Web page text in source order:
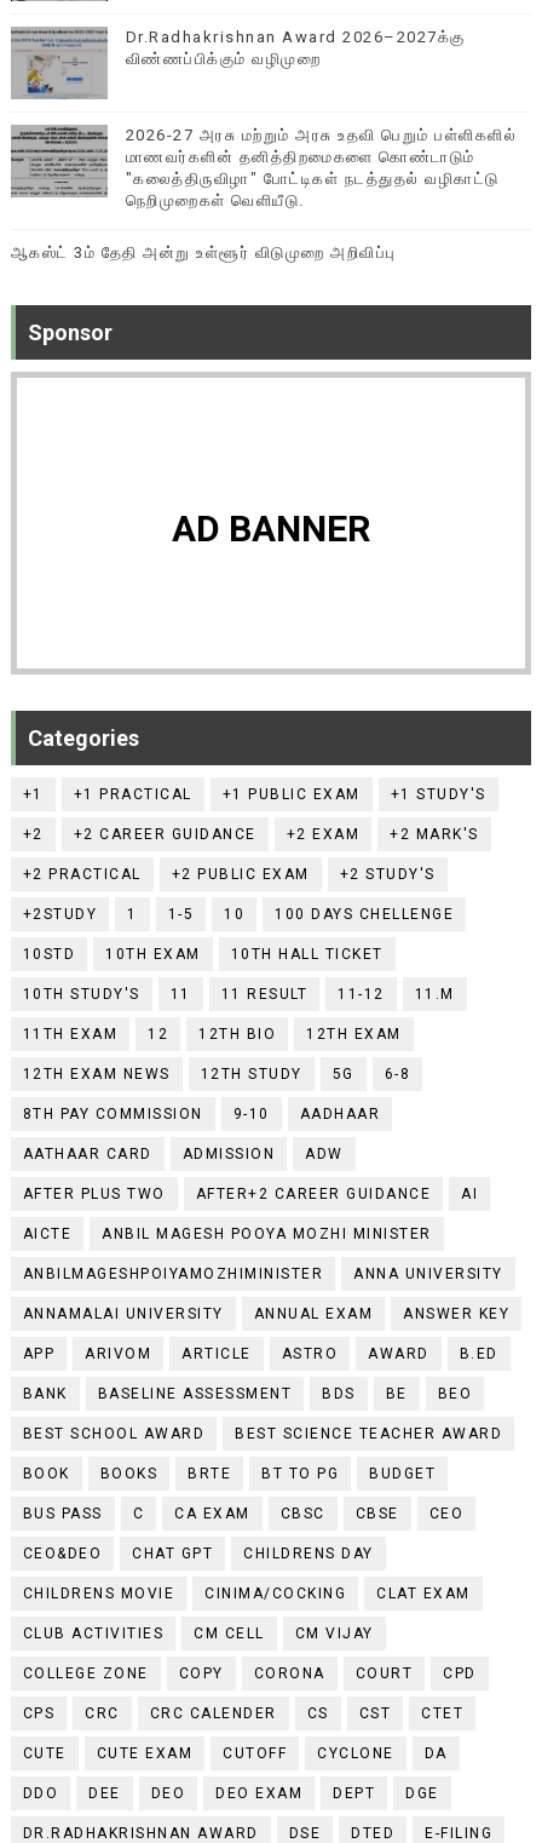
Dr.Radhakrishnan Award 2026–2027க்கு
விண்ணப்பிக்கும் வழிமுறை
2026-27 அரசு மற்றும் அரசு உதவி பெறும் பள்ளிகளில்
மாணவர்களின் தனித்திறமைகளை கொண்டாடும்
"கலைத்திருவிழா" போட்டிகள் நடத்துதல் வழிகாட்டு
நெறிமுறைகள் வெளியீடு.
ஆகஸ்ட் 3ம் தேதி அன்று உள்ளூர் விடுமுறை அறிவிப்பு
Sponsor
AD BANNER
Categories
+1 +1 PRACTICAL +1 PUBLIC EXAM +1 STUDY'S
+2 +2 CAREER GUIDANCE +2 EXAM +2 MARK'S
+2 PRACTICAL +2 PUBLIC EXAM +2 STUDY'S
+2STUDY 1 1-5 10 100 DAYS CHELLENGE
10STD 10TH EXAM 10TH HALL TICKET
10TH STUDY'S 11 11 RESULT 11-12 11.M
11TH EXAM 12 12TH BIO 12TH EXAM
12TH EXAM NEWS 12TH STUDY 5G 6-8
8TH PAY COMMISSION 9-10 AADHAAR
AATHAAR CARD ADMISSION ADW
AFTER PLUS TWO AFTER+2 CAREER GUIDANCE AI
AICTE ANBIL MAGESH POOYA MOZHI MINISTER
ANBILMAGESHPOIYAMOZHIMINISTER ANNA UNIVERSITY
ANNAMALAI UNIVERSITY ANNUAL EXAM ANSWER KEY
APP ARIVOM ARTICLE ASTRO AWARD B.ED
BANK BASELINE ASSESSMENT BDS BE BEO
BEST SCHOOL AWARD BEST SCIENCE TEACHER AWARD
BOOK BOOKS BRTE BT TO PG BUDGET
BUS PASS C CA EXAM CBSC CBSE CEO
CEO&DEO CHAT GPT CHILDRENS DAY
CHILDRENS MOVIE CINIMA/COCKING CLAT EXAM
CLUB ACTIVITIES CM CELL CM VIJAY
COLLEGE ZONE COPY CORONA COURT CPD
CPS CRC CRC CALENDER CS CST CTET
CUTE CUTE EXAM CUTOFF CYCLONE DA
DDO DEE DEO DEO EXAM DEPT DGE
DR.RADHAKRISHNAN AWARD DSE DTED E-FILING